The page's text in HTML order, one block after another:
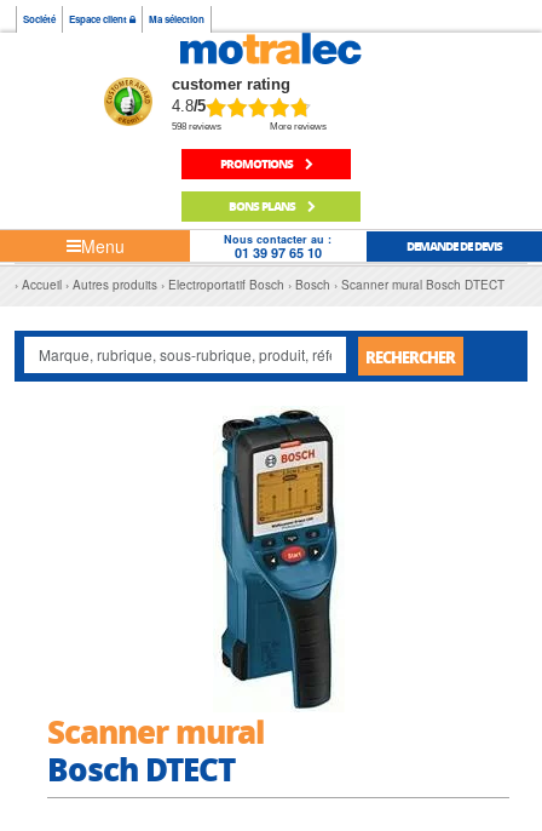
Société Espace client Ma sélection
customer rating
4.8/5
598 reviews More reviews
PROMOTIONS
BONS PLANS
Menu Nous contacter au :
01 39 97 65 10 DEMANDE DE DEVIS
Accueil Autres produits Electroportatif Bosch Bosch Scanner mural Bosch DTECT
RECHERCHER
Scanner mural
Bosch DTECT